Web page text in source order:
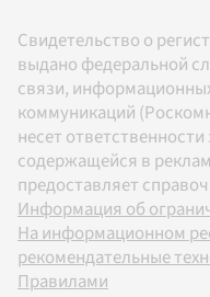
Свидетельство о
выдано федеральной
связи,
коммуникаций
несет
содержащейся в
предоставляет
Информация об
На информационном
рекомендательные
Правилами